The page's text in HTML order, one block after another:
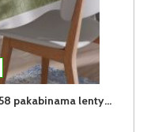
MULTIFUNCTIONAL MFF2005-M358 pakabinama lentyna-stalas